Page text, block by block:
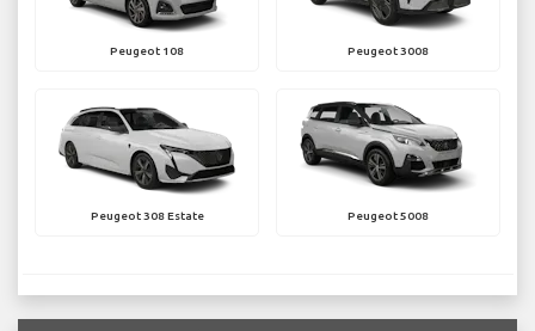
Peugeot 108 Peugeot 3008
Peugeot 308 Estate Peugeot 5008